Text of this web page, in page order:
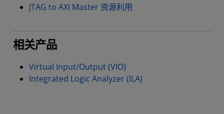
JTAG to AXI Master 资源利用
相关产品
Virtual Input/Output (VIO)
Integrated Logic Analyzer (ILA)